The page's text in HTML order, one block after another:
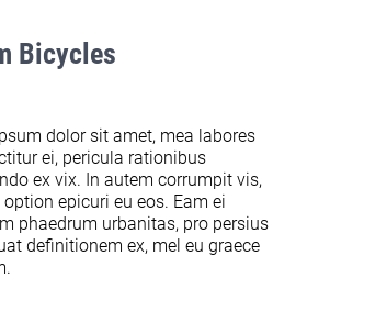
Bicycles
dolor sit amet, mea labores
ei, pericula rationibus
ex vix. In autem corrumpit vis,
epicuri eu eos. Eam ei
phaedrum urbanitas, pro persius
definitionem ex, mel eu graece